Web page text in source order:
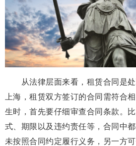
从法律层面来看，租赁合同是处
上海，租赁双方签订的合同需符合
生时，首先要仔细审查合同条款。
式、期限以及违约责任等，合同中
未按照合同约定履行义务，另一方